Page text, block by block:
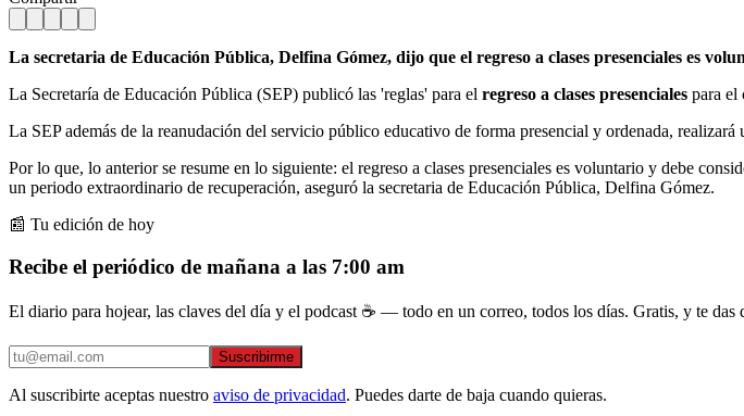
La secretaria de Educación Pública, Delfina Gómez, dijo que el regreso a clases presenciales es
La Secretaría de Educación Pública (SEP) publicó las 'reglas' para el regreso a clases presenciales para el
La SEP además de la reanudación del servicio público educativo de forma presencial y ordenada, realizará
Por lo que, lo anterior se resume en lo siguiente: el regreso a clases presenciales es voluntario y debe
un periodo extraordinario de recuperación, aseguró la secretaria de Educación Pública, Delfina Gómez.
📰 Tu edición de hoy
Recibe el periódico de mañana a las 7:00 am
El diario para hojear, las claves del día y el podcast ☕ — todo en un correo, todos los días. Gratis, y te das
Suscribirme
Al suscribirte aceptas nuestro aviso de privacidad. Puedes darte de baja cuando quieras.